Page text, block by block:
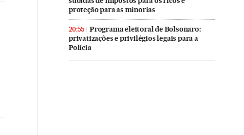
proteção para as minorias
20:55
Programa eleitoral de Bolsonaro:
privatizações e privilégios legais para a
Polícia